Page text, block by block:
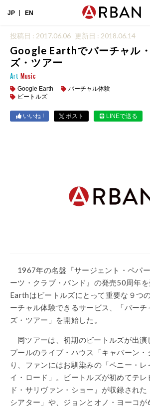
JP EN
投稿日 : 2017.06.06 更新日 : 2018.06.14
Google Earthでバーチャル
ズ・ツアー
Art Music
Google Earth
バーチャル体験
ビートルズ
いいね ! ポスト LINEで送る
1967年の名盤『サージェント・ペパ
ーツ・クラブ・バンド』の発売50周年
Earthはビートルズにとって重要な９つ
ーチャル体験できるサービス、「バー
ズ・ツアー」を開始した。
同ツアーは、初期のビートルズが出演
プールのライブ・ハウス「キャバーン・
り、ファンにはお馴染みの「ペニー・
イ・ロード」。ビートルズが初めてテレ
ド・サリヴァン・ショー』が収録された
シアター」や、ジョンとオノ・ヨーコ